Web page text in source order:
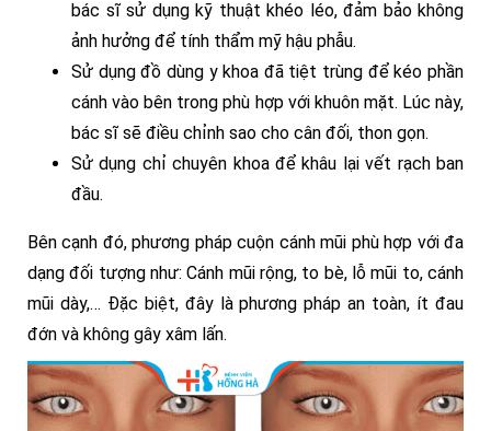
bác sĩ sử dụng kỹ thuật khéo léo, đảm bảo không
ảnh hưởng để tính thẩm mỹ hậu phẫu.
Sử dụng đồ dùng y khoa đã tiệt trùng để kéo phần
cánh vào bên trong phù hợp với khuôn mặt. Lúc này,
bác sĩ sẽ điều chỉnh sao cho cân đối, thon gọn.
Sử dụng chỉ chuyên khoa để khâu lại vết rạch ban
đầu.
Bên cạnh đó, phương pháp cuộn cánh mũi phù hợp với đa
dạng đối tượng như: Cánh mũi rộng, to bè, lỗ mũi to, cánh
mũi dày,… Đặc biệt, đây là phương pháp an toàn, ít đau
đớn và không gây xâm lấn.